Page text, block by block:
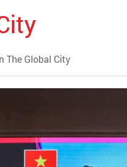
The Global City